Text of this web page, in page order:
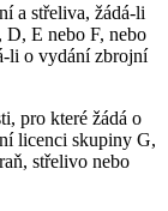
a střeliva, žádá-li
E nebo F, nebo
li o vydání zbrojní
pro které žádá o
licenci skupiny G,
střelivo nebo